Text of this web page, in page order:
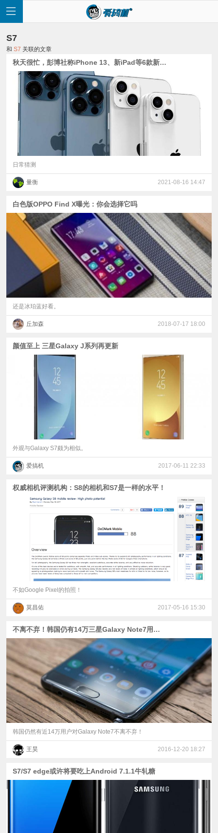
讯
评
测
视
普
S7
和S7 关联的文章
秋天很忙，彭博社称iPhone 13、新iPad等6款新品将扎堆发布
日常猜测
量衡 2021-08-16 14:47
白色版OPPO Find X曝光：你会选择它吗
还是冰珀蓝好看。
丘加森 2018-07-17 18:00
颜值至上 三星Galaxy J系列再更新
外观与Galaxy S7颇为相似。
爱搞机 2017-06-11 22:33
权威相机评测机构：S8的相机和S7是一样的水平！
不如Google Pixel的拍照！
莫昌佑 2017-05-16 15:30
不离不弃！韩国仍有14万三星Galaxy Note7用户！
韩国仍然有近14万用户对Galaxy Note7不离不弃！
王昊 2016-12-20 18:27
S7/S7 edge或许将要吃上Android 7.1.1牛轧糖